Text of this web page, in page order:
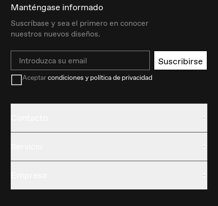
Manténgase informado
Suscríbase y sea el primero en conocer
nuestros nuevos diseños.
Email Suscribirse
Aceptarcondiciones y política de privacidad